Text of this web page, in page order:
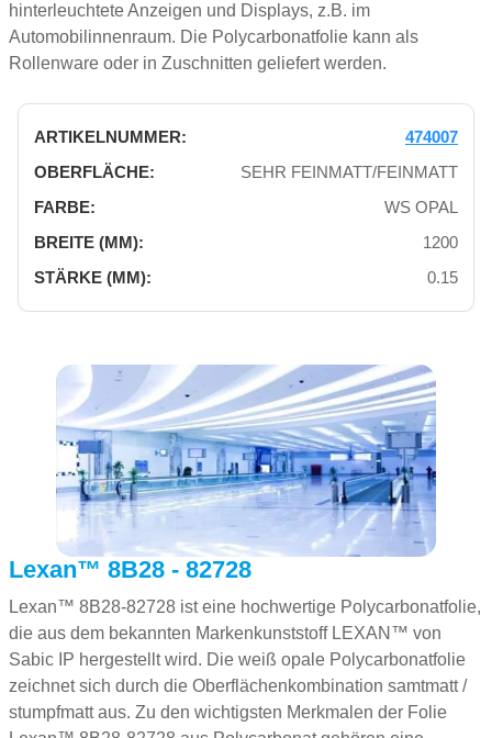
hinterleuchtete Anzeigen und Displays, z.B. im
Automobilinnenraum. Die Polycarbonatfolie kann als
Rollenware oder in Zuschnitten geliefert werden.
474007
SEHR FEINMATT/FEINMATT
WS OPAL
1200
0.15
Lexan™ 8B28 - 82728
Lexan™ 8B28-82728 ist eine hochwertige Polycarbonatfolie,
die aus dem bekannten Markenkunststoff LEXAN™ von
Sabic IP hergestellt wird. Die weiß opale Polycarbonatfolie
zeichnet sich durch die Oberflächenkombination samtmatt /
stumpfmatt aus. Zu den wichtigsten Merkmalen der Folie